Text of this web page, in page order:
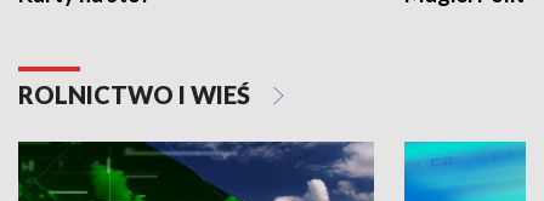
ROLNICTWO I WIEŚ